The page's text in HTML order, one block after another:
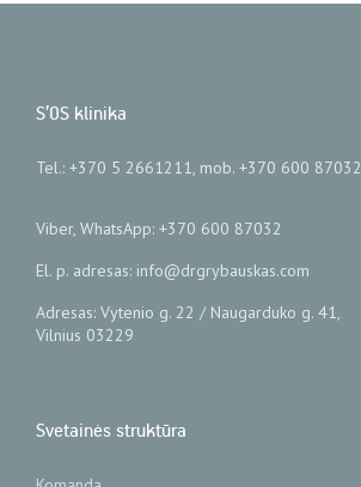
S’OS klinika
Tel.: +370 5 2661211, mob. +370 600 87032
Viber, WhatsApp: +370 600 87032
El. p. adresas: info@drgrybauskas.com
Adresas: Vytenio g. 22 / Naugarduko g. 41,
Vilnius 03229
Svetainės struktūra